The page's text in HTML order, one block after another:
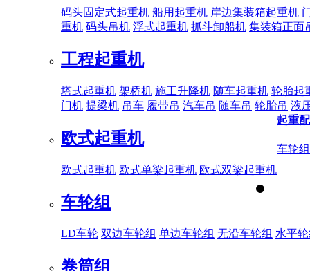
码头固定式起重机 船用起重机 岸边集装箱起重机
重机 码头吊机 浮式起重机 抓斗卸船机 集装箱正面
工程起重机
塔式起重机 架桥机 施工升降机 随车起重机 轮胎起
门机 提梁机 吊车 履带吊 汽车吊 随车吊 轮胎吊 液
欧式起重机
欧式起重机 欧式单梁起重机 欧式双梁起重机
起重
车轮组
车轮组
LD车轮 双边车轮组 单边车轮组 无沿车轮组 水平
卷筒组